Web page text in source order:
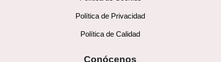
Política de Privacidad
Política de Calidad
Conócenos